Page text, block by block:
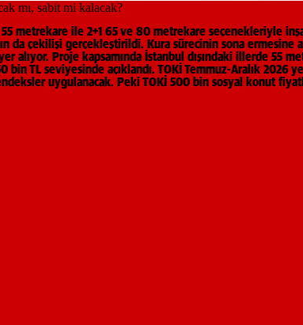
55 metrekare ile 2+1 65 ve 80 metrekare seçenekleriyle
da çekilişi gerçekleştirildi. Kura sürecinin sona
alıyor. Proje kapsamında İstanbul dışındaki illerde 55
TL seviyesinde açıklandı. TOKİ Temmuz-Aralık 2026
uygulanacak. Peki TOKİ 500 bin sosyal konut